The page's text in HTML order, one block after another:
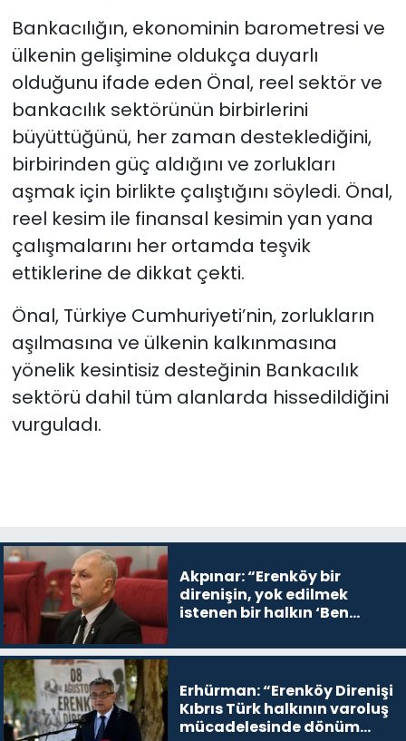
Bankacılığın, ekonominin barometresi ve
ülkenin gelişimine oldukça duyarlı
olduğunu ifade eden Önal, reel sektör ve
bankacılık sektörünün birbirlerini
büyüttüğünü, her zaman desteklediğini,
birbirinden güç aldığını ve zorlukları
aşmak için birlikte çalıştığını söyledi. Önal,
reel kesim ile finansal kesimin yan yana
çalışmalarını her ortamda teşvik
ettiklerine de dikkat çekti.
Önal, Türkiye Cumhuriyeti’nin, zorlukların
aşılmasına ve ülkenin kalkınmasına
yönelik kesintisiz desteğinin Bankacılık
sektörü dahil tüm alanlarda hissedildiğini
vurguladı.
Akpınar: “Erenköy bir
direnişin, yok edilmek
istenen bir halkın ‘Ben
devam edeceğim’ dediği
Erhürman: “Erenköy Direnişi
Kıbrıs Türk halkının varoluş
mücadelesinde dönüm